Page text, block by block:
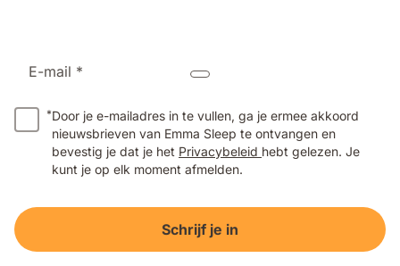
E-mail *
*Door je e-mailadres in te vullen, ga je ermee akkoord
nieuwsbrieven van Emma Sleep te ontvangen en
bevestig je dat je het Privacybeleid hebt gelezen. Je
kunt je op elk moment afmelden.
Schrijf je in